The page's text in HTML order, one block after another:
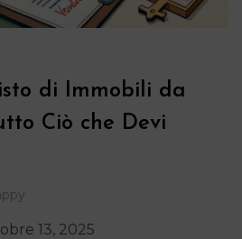
di Immobili da
Ciò che Devi
13, 2025